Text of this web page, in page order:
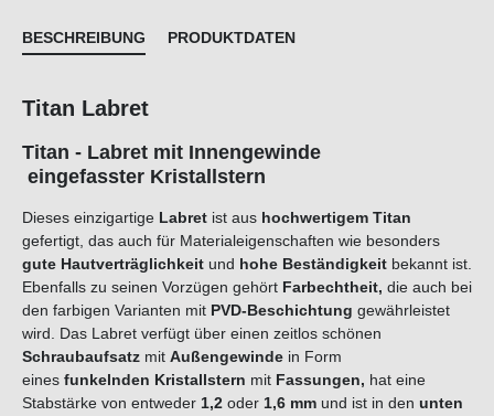
BESCHREIBUNG PRODUKTDATEN
Titan Labret
Titan - Labret mit Innengewinde
eingefasster Kristallstern
Dieses einzigartige Labret ist aus hochwertigem Titan
gefertigt, das auch für Materialeigenschaften wie besonders
gute Hautverträglichkeit und hohe Beständigkeit bekannt ist.
Ebenfalls zu seinen Vorzügen gehört Farbechtheit, die auch bei
den farbigen Varianten mit PVD-Beschichtung gewährleistet
wird. Das Labret verfügt über einen zeitlos schönen
Schraubaufsatz mit Außengewinde in Form
eines funkelnden Kristallstern mit Fassungen, hat eine
Stabstärke von entweder 1,2 oder 1,6 mm und ist in den unten